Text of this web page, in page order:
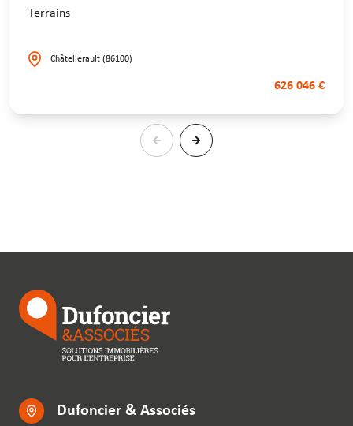
Terrains
Châtellerault (86100)
626 046 €
Dufoncier & Associés